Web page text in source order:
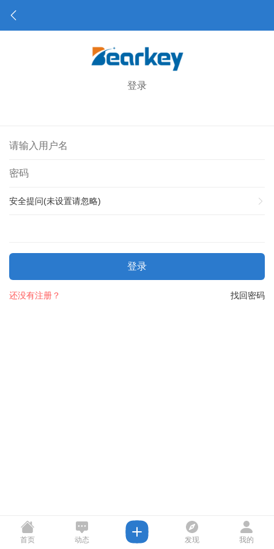
登录
安全提问(未设置请忽略)
登录
找回密码
还没有注册？
首页 动态 发现 我的